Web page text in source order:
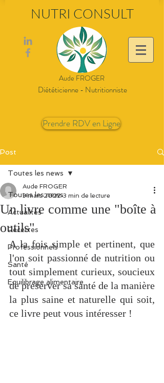
NUTRI CONSULT
Aude FROGER
Diététicienne - Nutritionniste
Prendre RDV en Ligne
Post
Toutes les news
Actualités
Recettes
Professionnels
Santé
Equilibrage alimentaire
Toutes les news
Un livre comme une "boîte à
outils"
Aude FROGER
3 mars 2022 3 min de lecture
A la fois simple et pertinent, que
l'on soit passionné de nutrition ou
tout simplement curieux, soucieux
de préserver sa santé de la manière
la plus saine et naturelle qui soit,
ce livre peut vous intéresser !